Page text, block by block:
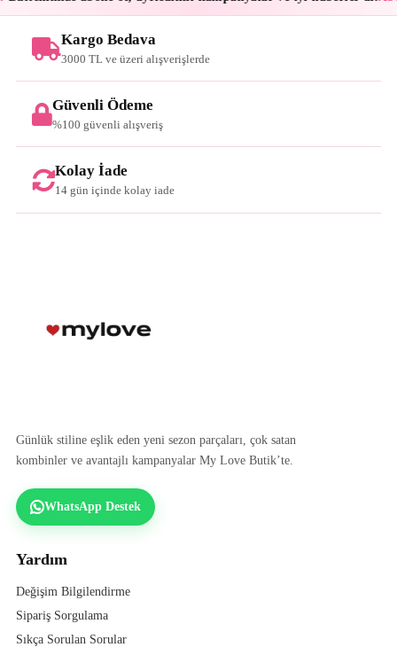
Kargo Bedava
3000 TL ve üzeri alışverişlerde
Güvenli Ödeme
%100 güvenli alışveriş
Kolay İade
14 gün içinde kolay iade
Günlük stiline eşlik eden yeni sezon parçaları, çok satan
kombinler ve avantajlı kampanyalar My Love Butik’te.
WhatsApp Destek
Yardım
Değişim Bilgilendirme
Sipariş Sorgulama
Sıkça Sorulan Sorular